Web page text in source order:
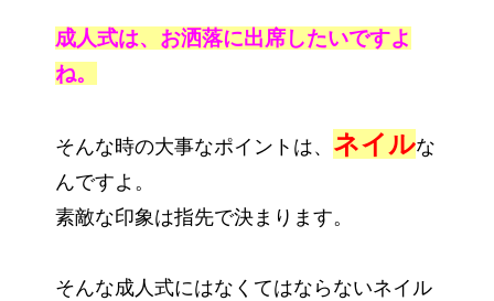
成人式は、お洒落に出席したいですよ
ね。
そんな時の大事なポイントは、 ネイルな
んですよ。
素敵な印象は指先で決まります。
そんな成人式にはなくてはならないネイル